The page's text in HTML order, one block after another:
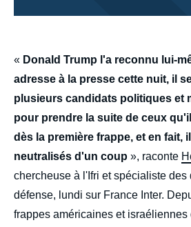
body
« Donald Trump l'a reconnu lui-
adresse à la presse cette nuit, il
plusieurs candidats politiques et
pour prendre la suite de ceux
dès la première frappe, et en fait,
neutralisés d'un coup », raconte
chercheuse à l'Ifri et spécialiste des
défense, lundi sur France Inter.
frappes américaines et israéliennes